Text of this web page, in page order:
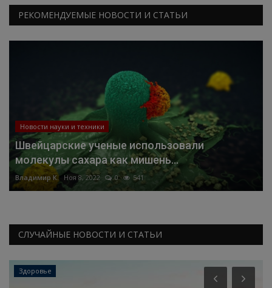
РЕКОМЕНДУЕМЫЕ НОВОСТИ И СТАТЬИ
Новости науки и техники
Швейцарские ученые использовали
молекулы сахара как мишень...
Владимир К. Ноя 8, 2022 0 541
СЛУЧАЙНЫЕ НОВОСТИ И СТАТЬИ
Здоровье